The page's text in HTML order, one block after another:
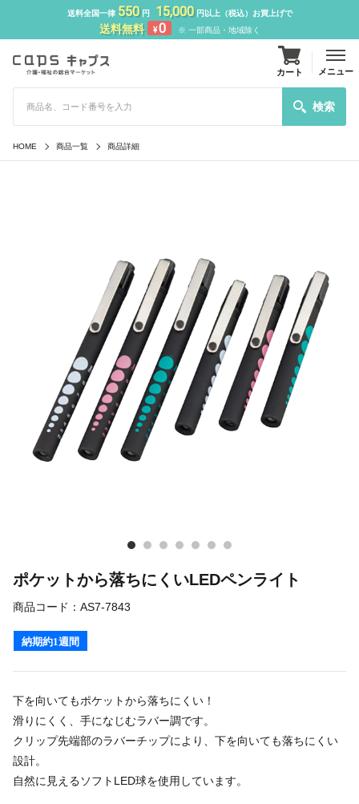
送料全国一律 550円 15,000円以上（税込）お買上げで
送料無料 ¥0 ※ 一部商品・地域除く
検索
カート メニュー
HOME 商品一覧 商品詳細
ポケットから落ちにくいLEDペンライト
商品コード： AS7-7843
納期約1週間
下を向いてもポケットから落ちにくい！
滑りにくく、手になじむラバー調です。
クリップ先端部のラバーチップにより、下を向いても落ちにくい
設計。
自然に見えるソフトLED球を使用しています。